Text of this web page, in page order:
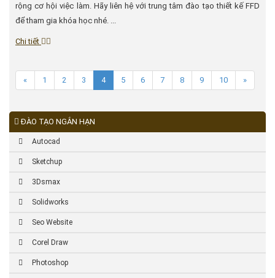
rộng cơ hội việc làm. Hãy liên hệ với trung tâm đào tạo thiết kế FFD
để tham gia khóa học nhé. ...
Chi tiết
« 1 2 3 4 5 6 7 8 9 10 »
ĐÀO TẠO NGẮN HẠN
Autocad
Sketchup
3Dsmax
Solidworks
Seo Website
Corel Draw
Photoshop